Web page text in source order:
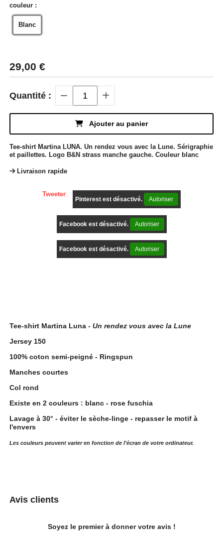
couleur :
Blanc
29,00 €
Quantité :
Ajouter au panier
Tee-shirt Martina LUNA. Un rendez vous avec la Lune. Sérigraphie
et paillettes. Logo B&N strass manche gauche. Couleur blanc
Livraison rapide
Tweeter
Pinterest est désactivé. Autoriser
Facebook est désactivé. Autoriser
Facebook est désactivé. Autoriser
Tee-shirt Martina Luna -Un rendez vous avec la Lune
Jersey 150
100% coton semi-peigné - Ringspun
Manches courtes
Col rond
Existe en 2 couleurs : blanc - rose fuschia
Lavage à 30° - éviter le sèche-linge - repasser le motif à
l'envers
Les couleurs peuvent varier en fonction de l'écran de votre ordinateur.
Avis clients
Soyez le premier à donner votre avis !